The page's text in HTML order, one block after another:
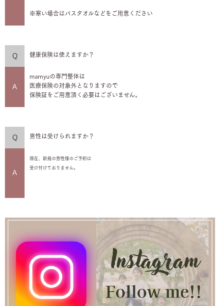
※寒い場合はバスタオルなどをご用意ください
Q 健康保険は使えますか？
A
mamyuの専門整体は
医療保険の対象外となりますので
保険証をご用意頂く必要はございません。
Q 男性は受けられますか？
A
現在、新規の男性様のご予約は
受け付けておりません。